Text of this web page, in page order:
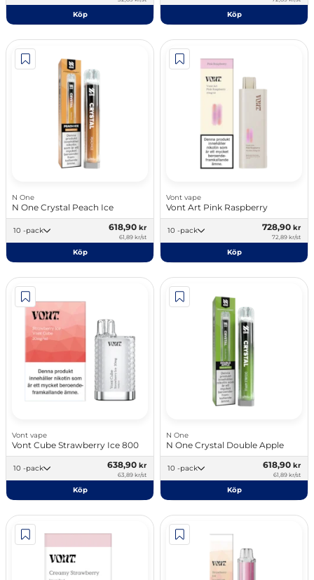
Köp Köp
N One
N One Crystal Peach Ice
10 -pack 618,90 kr
61,89 kr/st
Köp
Vont vape
Vont Art Pink Raspberry
10 -pack 728,90 kr
72,89 kr/st
Köp
Vont vape
Vont Cube Strawberry Ice 800
10 -pack 638,90 kr
63,89 kr/st
Köp
N One
N One Crystal Double Apple
10 -pack 618,90 kr
61,89 kr/st
Köp